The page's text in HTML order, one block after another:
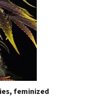
feminized